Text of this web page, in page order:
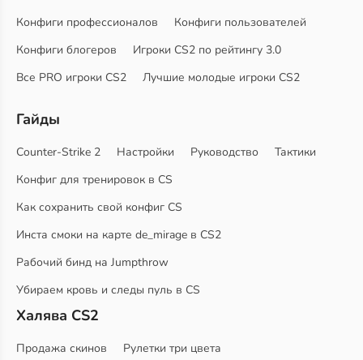
Конфиги профессионалов
Конфиги пользователей
Конфиги блогеров
Игроки CS2 по рейтингу 3.0
Все PRO игроки CS2
Лучшие молодые игроки CS2
Гайды
Counter-Strike 2 Настройки Руководство
Тактики
Конфиг для тренировок в CS
Как сохранить свой конфиг CS
Инста смоки на карте de_mirage в CS2
Рабочий бинд на Jumpthrow
Убираем кровь и следы пуль в CS
Халява CS2
Продажа скинов
Рулетки три цвета